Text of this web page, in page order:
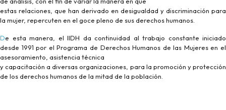
estas relaciones, que han derivado en desigualdad y discriminación para
la mujer, repercuten en el goce pleno de sus derechos humanos.
De esta manera, el IIDH da continuidad al trabajo constante iniciado
desde 1991 por el Programa de Derechos Humanos de las Mujeres en el
asesoramiento, asistencia técnica
y capacitación a diversas organizaciones, para la promoción y protección
de los derechos humanos de la mitad de la población.